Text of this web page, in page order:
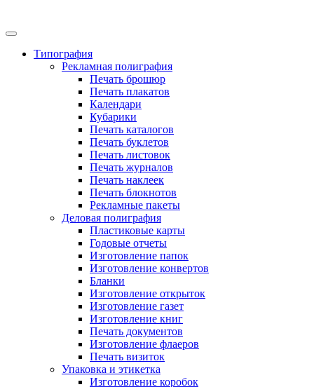
Типография
Рекламная полиграфия
Печать брошюр
Печать плакатов
Календари
Кубарики
Печать каталогов
Печать буклетов
Печать листовок
Печать журналов
Печать наклеек
Печать блокнотов
Рекламные пакеты
Деловая полиграфия
Пластиковые карты
Годовые отчеты
Изготовление папок
Изготовление конвертов
Бланки
Изготовление открыток
Изготовление газет
Изготовление книг
Печать документов
Изготовление флаеров
Печать визиток
Упаковка и этикетка
Изготовление коробок